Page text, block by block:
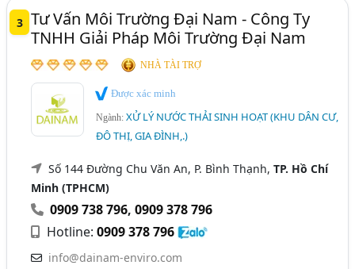
3 Tư Vấn Môi Trường Đại Nam - Công Ty
TNHH Giải Pháp Môi Trường Đại Nam
NHÀ TÀI TRỢ
Được xác minh
Ngành:XỬ LÝ NƯỚC THẢI SINH HOẠT (KHU DÂN CƯ,
ĐÔ THỊ, GIA ĐÌNH,.)
Số 144 Đường Chu Văn An, P. Bình Thạnh,TP. Hồ Chí
Minh (TPHCM)
0909 738 796,0909 378 796
Hotline:0909 378 796
info@dainam-enviro.com